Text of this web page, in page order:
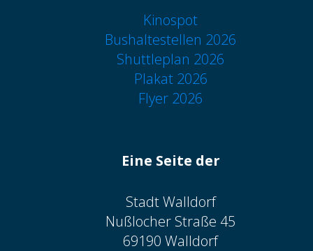
Kinospot
Bushaltestellen 2026
Shuttleplan 2026
Plakat 2026
Flyer 2026
Eine Seite der
Stadt Walldorf
Nußlocher Straße 45
69190 Walldorf